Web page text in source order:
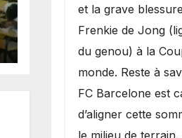
et la grave
Frenkie de Jong
du genou) à la
monde. Reste à
FC Barcelone est
d’aligner cette
le milieu de terrain.